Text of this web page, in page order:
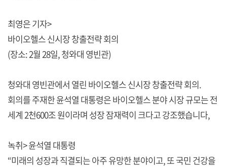
최영은 기자>
바이오헬스 신시장 창출전략 회의
(장소: 2월 28일, 청와대 영빈관)
청와대 영빈관에서 열린 바이오헬스 신시장 창출전략 회의.
회의를 주재한 윤석열 대통령은 바이오헬스 분야 시장 규모는 전
세계 2천600조 원이라며 성장 잠재력이 크다고 강조했습니다,
녹취> 윤석열 대통령
“미래의 성장과 직결되는 아주 유망한 분야이고, 또 국민 건강을